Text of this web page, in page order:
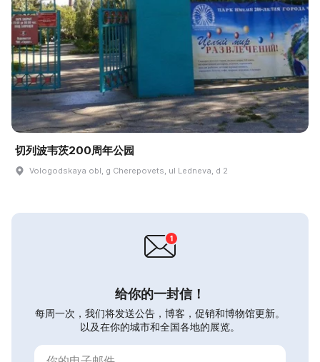
切列波韦茨200周年公园
Vologodskaya obl, g Cherepovets, ul Ledneva, d 2
给你的一封信！
每周一次，我们将发送公告，博客，促销和博物馆更新。
以及在你的城市和全国各地的展览。